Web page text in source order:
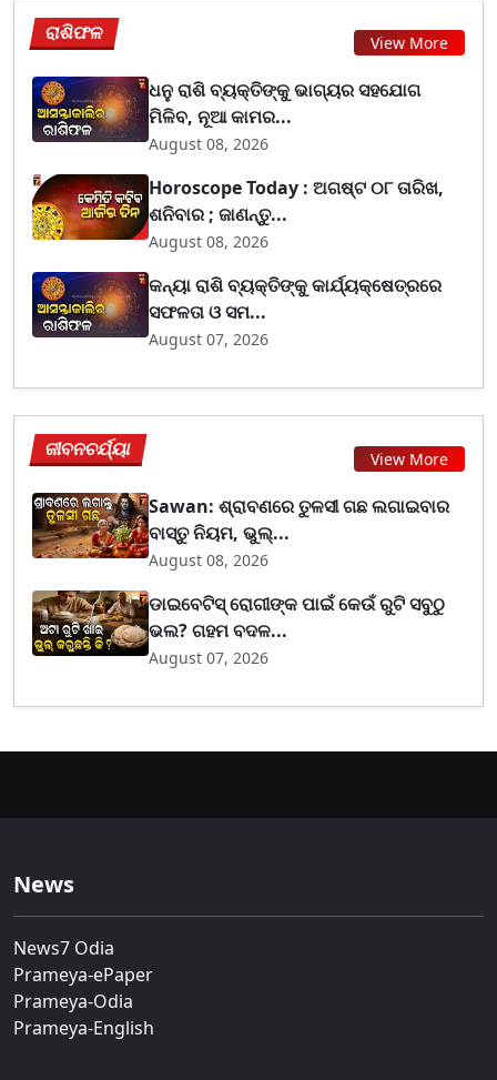
ରାଶିଫଳ View More
ଧନୁ ରାଶି ବ୍ୟକ୍ତିଙ୍କୁ ଭାଗ୍ୟର ସହଯୋଗ
ମିଳିବ, ନୂଆ କାମର...
August 08, 2026
Horoscope Today : ଅଗଷ୍ଟ ୦୮ ତାରିଖ,
ଶନିବାର ; ଜାଣନ୍ତୁ...
August 08, 2026
କନ୍ୟା ରାଶି ବ୍ୟକ୍ତିଙ୍କୁ କାର୍ଯ୍ୟକ୍ଷେତ୍ରରେ
ସଫଳତା ଓ ସମ...
August 07, 2026
ଜୀବନଚର୍ଯ୍ୟା View More
Sawan: ଶ୍ରାବଣରେ ତୁଳସୀ ଗଛ ଲଗାଇବାର
ବାସ୍ତୁ ନିୟମ, ଭୁଲ୍...
August 08, 2026
ଡାଇବେଟିସ୍ ରୋଗୀଙ୍କ ପାଇଁ କେଉଁ ରୁଟି ସବୁଠୁ
ଭଲ? ଗହମ ବଦଳ...
August 07, 2026
News
News7 Odia
Prameya-ePaper
Prameya-Odia
Prameya-English